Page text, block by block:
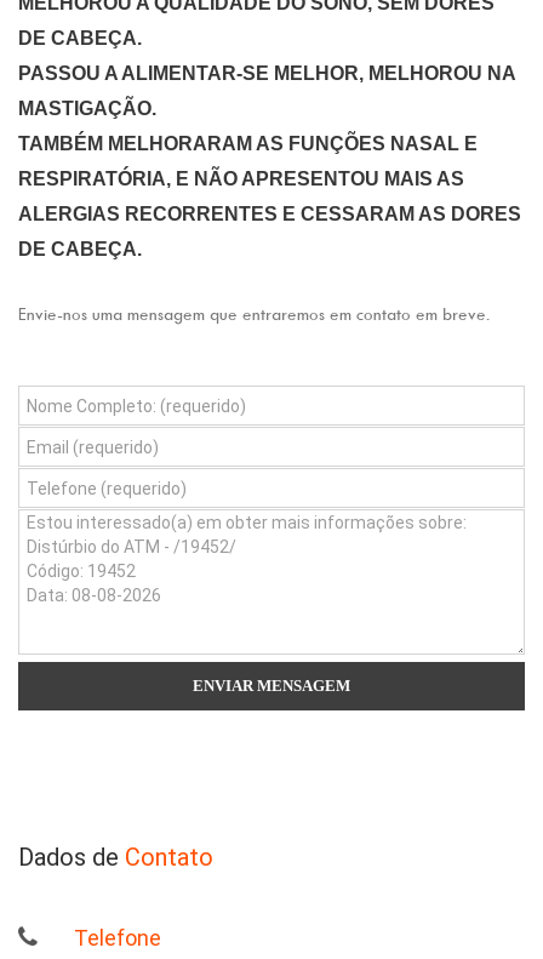
DE CABEÇA.
PASSOU A ALIMENTAR-SE MELHOR, MELHOROU NA
MASTIGAÇÃO.
TAMBÉM MELHORARAM AS FUNÇÕES NASAL E
RESPIRATÓRIA, E NÃO APRESENTOU MAIS AS
ALERGIAS RECORRENTES E CESSARAM AS DORES
DE CABEÇA.
Envie-nos uma mensagem que entraremos em contato em breve.
Dados de Contato
Telefone